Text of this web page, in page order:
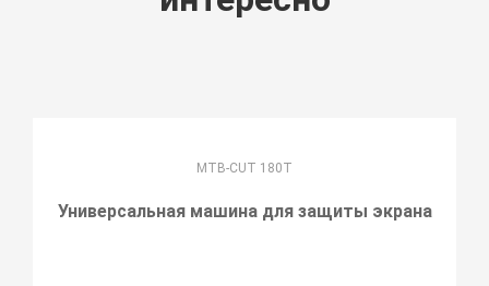
MTB-CUT 180T
Универсальная машина для защиты экрана